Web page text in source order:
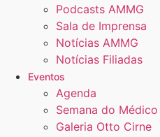
Podcasts AMMG
Sala de Imprensa
Notícias AMMG
Notícias Filiadas
Eventos
Agenda
Semana do Médico
Galeria Otto Cirne